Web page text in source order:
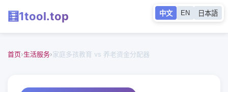
中文 EN 日本語
🧮1tool.top 首页 生活服务
首页›生活服务›家庭多孩教育 vs 养老资金分配器